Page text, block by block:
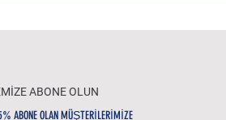
ABONE OLUN
ABONE OLAN MÜŞTERİLERİMİZE